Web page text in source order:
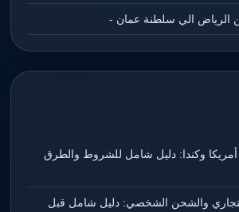
الي سلطنة عمان -
وكندا: دليل شامل للشروط والطرق
والشحن الشخصي: دليل شامل قبل